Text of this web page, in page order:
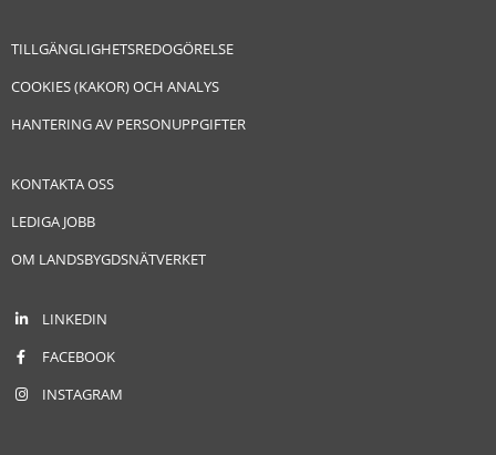
TILLGÄNGLIGHETSREDOGÖRELSE
COOKIES (KAKOR) OCH ANALYS
HANTERING AV PERSONUPPGIFTER
KONTAKTA OSS
LEDIGA JOBB
OM LANDSBYGDSNÄTVERKET
LINKEDIN
FACEBOOK
INSTAGRAM